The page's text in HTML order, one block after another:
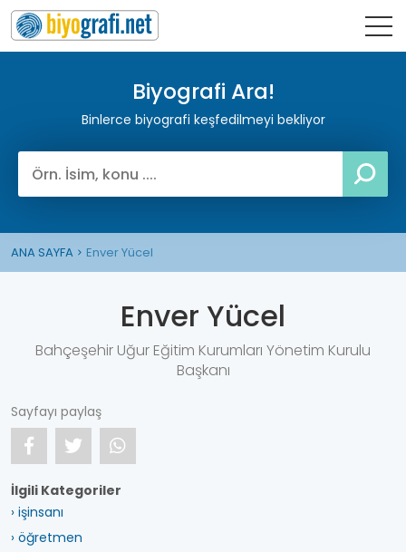
Biyografi Ara!
Binlerce biyografi keşfedilmeyi bekliyor
ANA SAYFA Enver Yücel
Enver Yücel
Bahçeşehir Uğur Eğitim Kurumları Yönetim Kurulu
Başkanı
Sayfayı paylaş
İlgili Kategoriler
› işinsanı
› öğretmen